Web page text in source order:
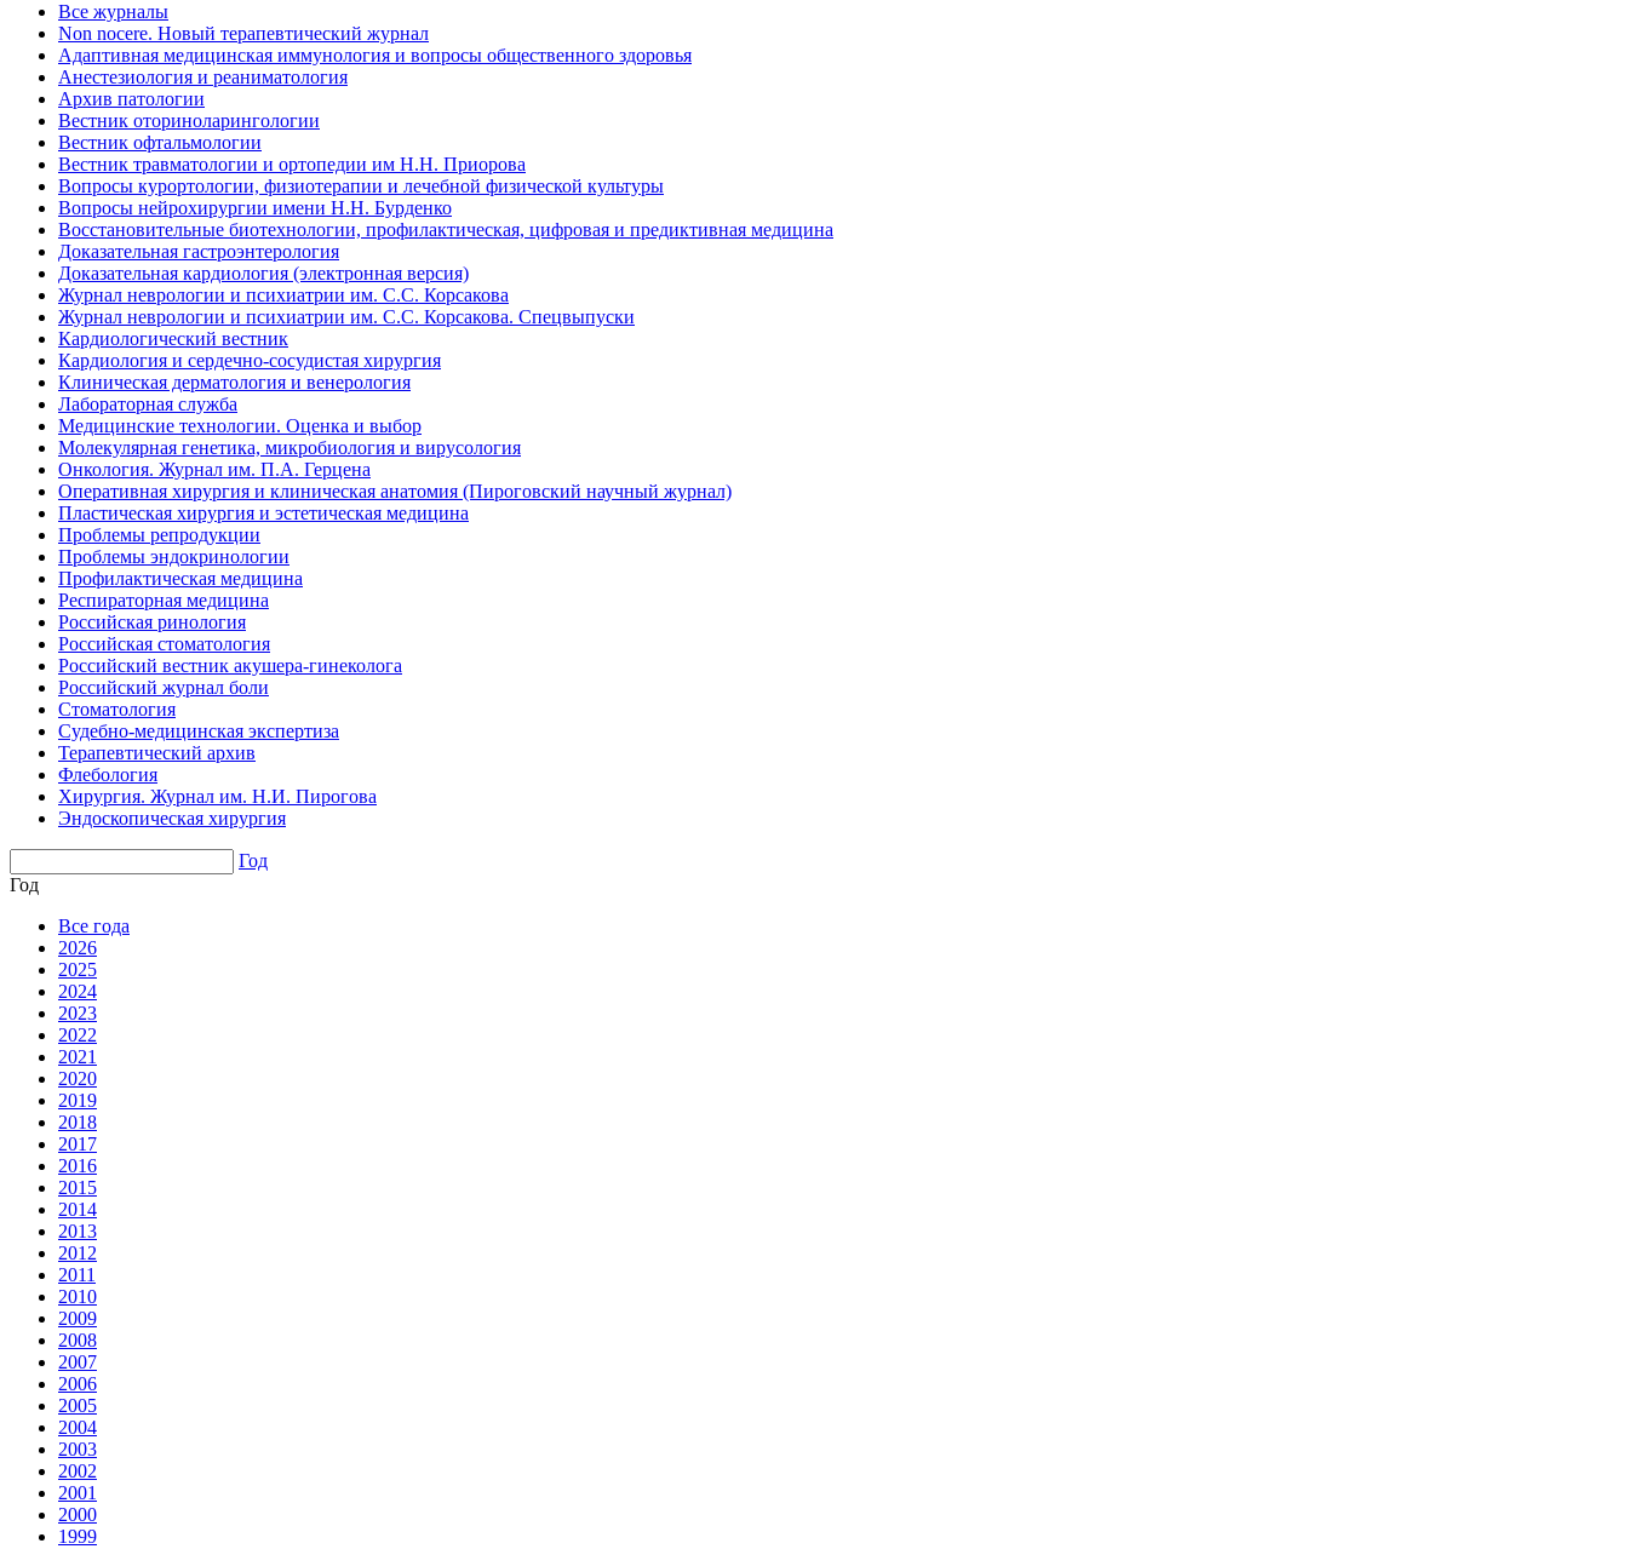
Все журналы
Non nocere. Новый терапевтический журнал
Адаптивная медицинская иммунология и вопросы общественного здоровья
Анестезиология и реаниматология
Архив патологии
Вестник оториноларингологии
Вестник офтальмологии
Вестник травматологии и ортопедии им Н.Н. Приорова
Вопросы курортологии, физиотерапии и лечебной физической культуры
Вопросы нейрохирургии имени Н.Н. Бурденко
Восстановительные биотехнологии, профилактическая, цифровая и предиктивная медицина
Доказательная гастроэнтерология
Доказательная кардиология (электронная версия)
Журнал неврологии и психиатрии им. С.С. Корсакова
Журнал неврологии и психиатрии им. С.С. Корсакова. Спецвыпуски
Кардиологический вестник
Кардиология и сердечно-сосудистая хирургия
Клиническая дерматология и венерология
Лабораторная служба
Медицинские технологии. Оценка и выбор
Молекулярная генетика, микробиология и вирусология
Онкология. Журнал им. П.А. Герцена
Оперативная хирургия и клиническая анатомия (Пироговский научный журнал)
Пластическая хирургия и эстетическая медицина
Проблемы репродукции
Проблемы эндокринологии
Профилактическая медицина
Респираторная медицина
Российская ринология
Российская стоматология
Российский вестник акушера-гинеколога
Российский журнал боли
Стоматология
Судебно-медицинская экспертиза
Терапевтический архив
Флебология
Хирургия. Журнал им. Н.И. Пирогова
Эндоскопическая хирургия
Год
Год
Все года
2026
2025
2024
2023
2022
2021
2020
2019
2018
2017
2016
2015
2014
2013
2012
2011
2010
2009
2008
2007
2006
2005
2004
2003
2002
2001
2000
1999